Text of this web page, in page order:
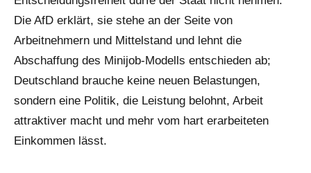
Die AfD erklärt, sie stehe an der Seite von
Arbeitnehmern und Mittelstand und lehnt die
Abschaffung des Minijob-Modells entschieden ab;
Deutschland brauche keine neuen Belastungen,
sondern eine Politik, die Leistung belohnt, Arbeit
attraktiver macht und mehr vom hart erarbeiteten
Einkommen lässt.